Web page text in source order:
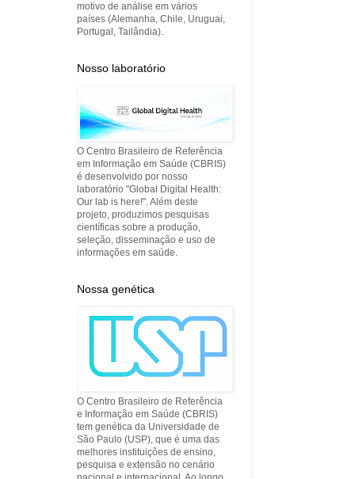
motivo de análise em vários
países (Alemanha, Chile, Uruguai,
Portugal, Tailândia).
Nosso laboratório
O Centro Brasileiro de Referência
em Informação em Saúde (CBRIS)
é desenvolvido por nosso
laboratório "Global Digital Health:
Our lab is here!". Além deste
projeto, produzimos pesquisas
científicas sobre a produção,
seleção, disseminação e uso de
informações em saúde.
Nossa genética
O Centro Brasileiro de Referência
e Informação em Saúde (CBRIS)
tem genética da Universidade de
São Paulo (USP), que é uma das
melhores instituições de ensino,
pesquisa e extensão no cenário